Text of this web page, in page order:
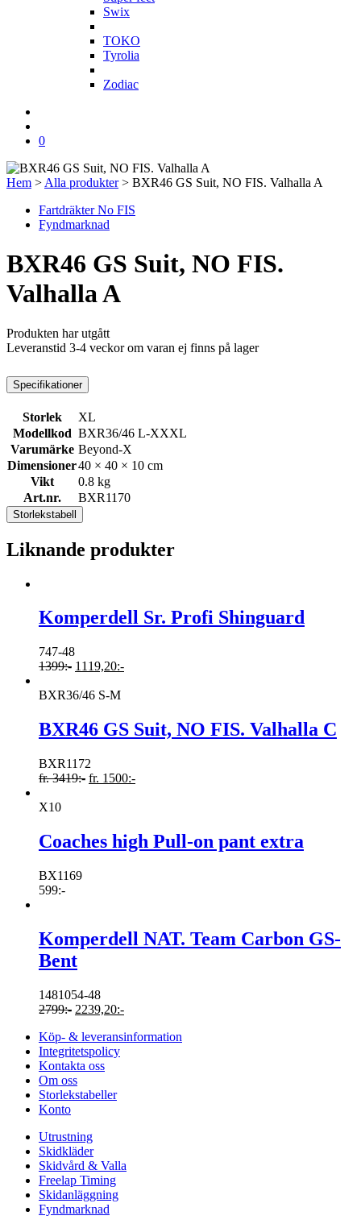
Swix
TOKO
Tyrolia
Zodiac
0
Hem > Alla produkter> BXR46 GS Suit, NO FIS. Valhalla A
Fartdräkter No FIS
Fyndmarknad
BXR46 GS Suit, NO FIS.
Valhalla A
Produkten har utgått
Leveranstid 3-4 veckor om varan ej finns på lager
Specifikationer
Storlek
XL
Modellkod BXR36/46 L-XXXL
Varumärke Beyond-X
Dimensioner40 × 40 × 10 cm
Vikt
0.8 kg
Art.nr.
BXR1170
Storlekstabell
Liknande produkter
Komperdell Sr. Profi Shinguard
747-48
1399:- 1119,20:-
BXR36/46 S-M
BXR46 GS Suit, NO FIS. Valhalla C
BXR1172
fr.3419:- fr. 1500:-
X10
Coaches high Pull-on pant extra
BX1169
599:-
Komperdell NAT. Team Carbon GS-
Bent
1481054-48
2799:- 2239,20:-
Köp- & leveransinformation
Integritetspolicy
Kontakta oss
Om oss
Storlekstabeller
Konto
Utrustning
Skidkläder
Skidvård & Valla
Freelap Timing
Skidanläggning
Fyndmarknad